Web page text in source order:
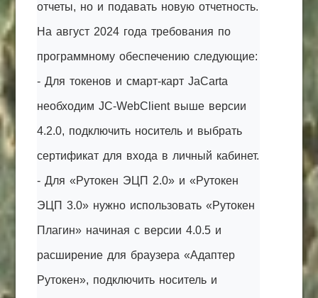
отчеты, но и подавать новую отчетность.
На август 2024 года требования по
программному обеспечению следующие:
- Для токенов и смарт-карт JaCarta
необходим JC-WebClient выше версии
4.2.0, подключить носитель и выбрать
сертификат для входа в личный кабинет.
- Для «Рутокен ЭЦП 2.0» и «Рутокен
ЭЦП 3.0» нужно использовать «Рутокен
Плагин» начиная с версии 4.0.5 и
расширение для браузера «Адаптер
Рутокен», подключить носитель и